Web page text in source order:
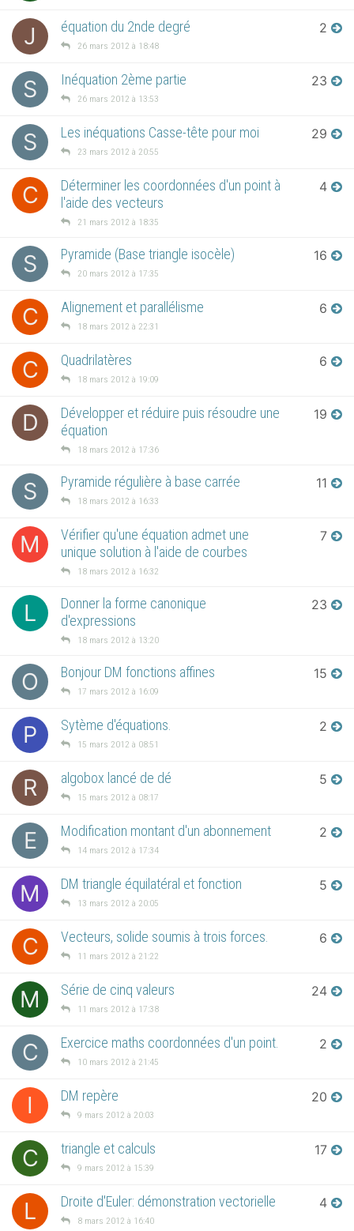
J équation du 2nde degré
26 mars 2012 à 18:48
2
S Inéquation 2ème partie
26 mars 2012 à 13:53
23
S Les inéquations Casse-tête pour moi
23 mars 2012 à 20:55
29
C
Déterminer les coordonnées d'un point à
l'aide des vecteurs
21 mars 2012 à 18:35
4
S Pyramide (Base triangle isocèle)
20 mars 2012 à 17:35
16
C Alignement et parallélisme
18 mars 2012 à 22:31
6
C Quadrilatères
18 mars 2012 à 19:09
6
D
Développer et réduire puis résoudre une
équation
18 mars 2012 à 17:36
19
S Pyramide régulière à base carrée
18 mars 2012 à 16:33
11
M
Vérifier qu'une équation admet une
unique solution à l'aide de courbes
18 mars 2012 à 16:32
7
L
Donner la forme canonique
d'expressions
18 mars 2012 à 13:20
23
O Bonjour DM fonctions affines
17 mars 2012 à 16:09
15
P Sytème d'équations.
15 mars 2012 à 08:51
2
R algobox lancé de dé
15 mars 2012 à 08:17
5
E Modification montant d'un abonnement
14 mars 2012 à 17:34
2
M DM triangle équilatéral et fonction
13 mars 2012 à 20:05
5
C Vecteurs, solide soumis à trois forces.
11 mars 2012 à 21:22
6
M Série de cinq valeurs
11 mars 2012 à 17:38
24
C Exercice maths coordonnées d'un point.
10 mars 2012 à 21:45
2
I DM repère
9 mars 2012 à 20:03
20
C triangle et calculs
9 mars 2012 à 15:39
17
L Droite d'Euler: démonstration vectorielle
8 mars 2012 à 16:40
4